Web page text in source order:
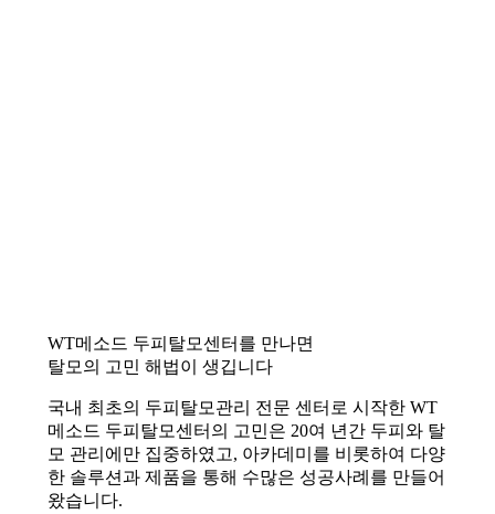
WT메소드 두피탈모센터를 만나면
탈모의 고민 해법이 생깁니다
국내 최초의 두피탈모관리 전문 센터로 시작한 WT
메소드 두피탈모센터의 고민은 20여 년간 두피와 탈
모 관리에만 집중하였고, 아카데미를 비롯하여 다양
한 솔루션과 제품을 통해 수많은 성공사례를 만들어
왔습니다.